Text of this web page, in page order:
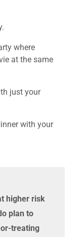
where
at the same
just your
with your
higher risk
plan to
treating